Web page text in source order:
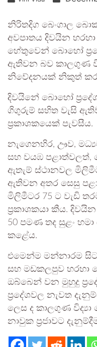
නිරිතදිග බෙංගාල
අවපාතය දිවයින
හේතුවෙන් බොහෝ
ඇතිවන බව කාලගුණ
නිවේදනයක් නිකුත්
දිවයිනේ බොහෝ
ගිගුරුම් සහිත වැසි
ප්‍රකාශකයෙක් පැවසීය.
නැගෙනහිර, ඌව,
සහ වයඹ
ඇතැම් ස්ථානවල
ඇතිවන අතර සෙසු
මිලිමීටර 75 ට වැඩි
ප්‍රකාශකයා කීය.
50 පමණ තද සුළං
කළේය.
එමෙන්ම මන්නාරම
සහ මඩකලපුව හරහා
ඔබ්බෙන් වන මුහුදු
ප්‍රදේශවල නැවත
ලෙස ද කාලගුණ විද්‍යා
නාවුක ප්‍රජාවට